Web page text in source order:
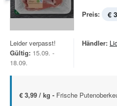
Preis: €
Leider verpasst!
Gültig: 15.09. -
18.09.
Händler:
€ 3,99 / kg - Frische